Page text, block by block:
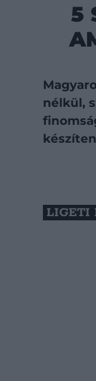
5
nélkül,
LIGETI